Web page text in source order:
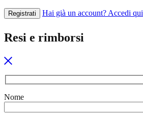
Registrati Hai già un account? Accedi qui
Resi e rimborsi
Nome